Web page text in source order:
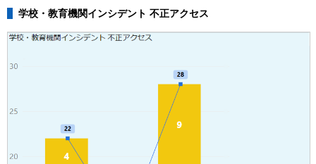
学校・教育機関インシデント 不正アクセス